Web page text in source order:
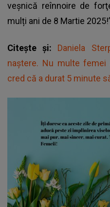
veşnică reînnoire de
mulți ani de 8 Martie
Citește și: Daniela
naștere. Nu multe femei
cred că a durat 5 minute